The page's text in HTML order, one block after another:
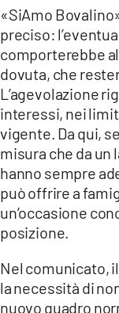
«SiAmo
preciso:
comporterebbe
dovuta, che
L’agevolazione
interessi, nei
vigente. Da qui,
misura che da un
hanno sempre
può offrire a
un’occasione
posizione.
Nel comunicato,
la necessità di
nuovo quadro